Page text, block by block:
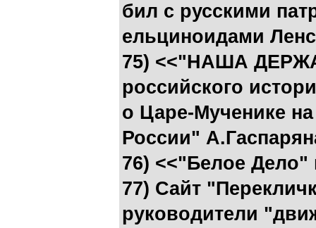
бил с русскими
ельциноидами
75) <<"НАША
российского
о Царе-Мученике
России"
76) <<"Белое Дело"
77) Сайт
руководители